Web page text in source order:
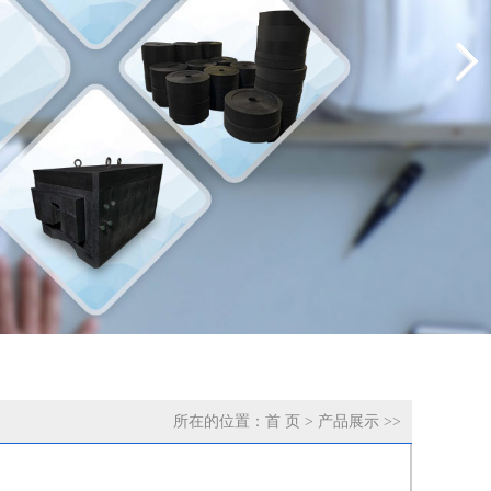
所在的位置： 首 页 > 产品展示 >>